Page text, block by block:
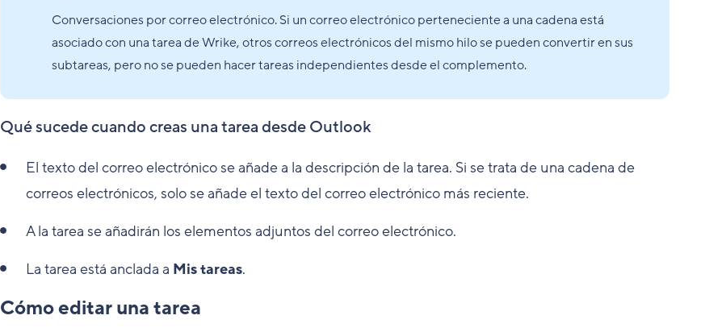
Conversaciones por correo electrónico. Si un correo electrónico perteneciente a una cadena está
asociado con una tarea de Wrike, otros correos electrónicos del mismo hilo se pueden convertir en sus
subtareas, pero no se pueden hacer tareas independientes desde el complemento.
Qué sucede cuando creas una tarea desde Outlook
El texto del correo electrónico se añade a la descripción de la tarea. Si se trata de una cadena de
correos electrónicos, solo se añade el texto del correo electrónico más reciente.
A la tarea se añadirán los elementos adjuntos del correo electrónico.
La tarea está anclada a Mis tareas.
Cómo editar una tarea